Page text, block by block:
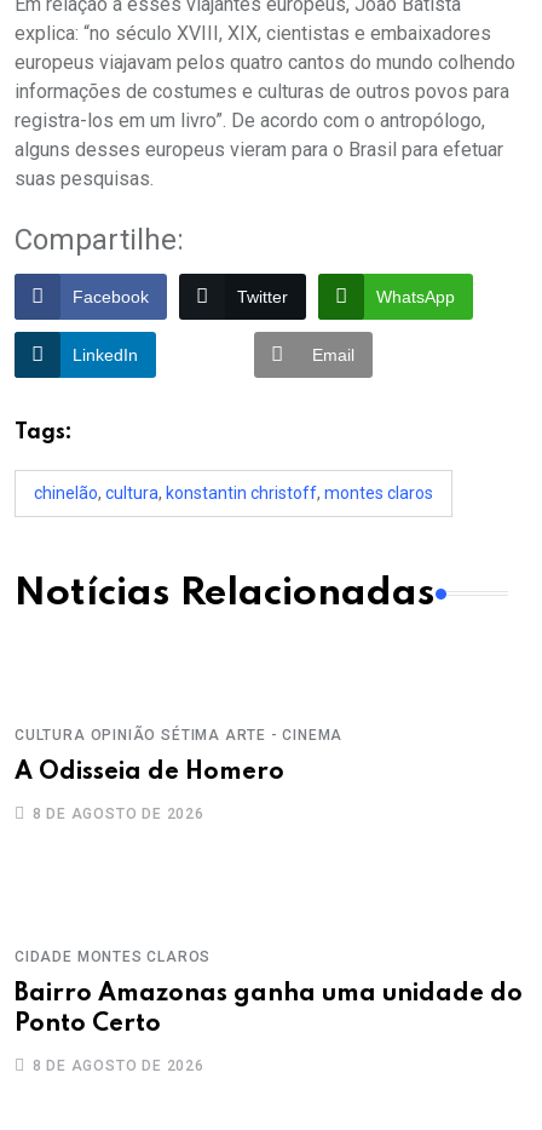
explica: “no século XVIII, XIX, cientistas e embaixadores
europeus viajavam pelos quatro cantos do mundo colhendo
informações de costumes e culturas de outros povos para
registra-los em um livro”. De acordo com o antropólogo,
alguns desses europeus vieram para o Brasil para efetuar
suas pesquisas.
Compartilhe:
Facebook Twitter WhatsApp
LinkedIn Email
Tags:
chinelão, cultura, konstantin christoff, montes claros
Notícias Relacionadas
CULTURA OPINIÃO SÉTIMA ARTE - CINEMA
A Odisseia de Homero
8 DE AGOSTO DE 2026
CIDADE MONTES CLAROS
Bairro Amazonas ganha uma unidade do
Ponto Certo
8 DE AGOSTO DE 2026